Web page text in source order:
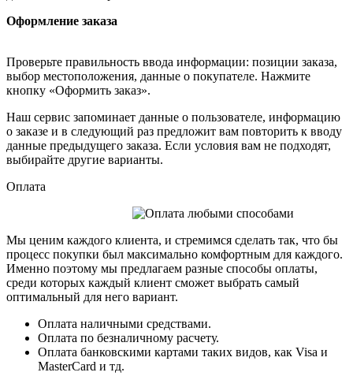
Оформление заказа
Проверьте правильность ввода информации: позиции заказа,
выбор местоположения, данные о покупателе. Нажмите
кнопку «Оформить заказ».
Наш сервис запоминает данные о пользователе, информацию
о заказе и в следующий раз предложит вам повторить к вводу
данные предыдущего заказа. Если условия вам не подходят,
выбирайте другие варианты.
Оплата
Мы ценим каждого клиента, и стремимся сделать так, что бы
процесс покупки был максимально комфортным для каждого.
Именно поэтому мы предлагаем разные способы оплаты,
среди которых каждый клиент сможет выбрать самый
оптимальный для него вариант.
Оплата наличными средствами.
Оплата по безналичному расчету.
Оплата банковскими картами таких видов, как Visa и
MasterCard и тд.